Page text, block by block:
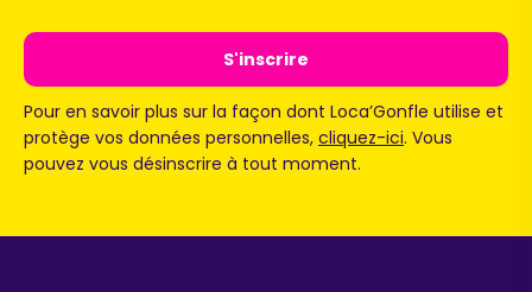
Pour en savoir plus sur la façon dont Loca’Gonfle utilise et
protège vos données personnelles, cliquez-ici. Vous
pouvez vous désinscrire à tout moment.